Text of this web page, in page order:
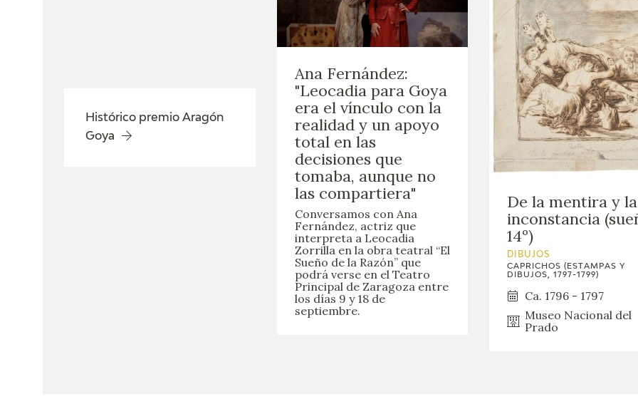
GOYA EN EL MUNDO
GOYA EN ARAGÓN
PREMIO ARAGÓN
Histórico premio Aragón
Goya
Ana Fernández:
"Leocadia para Goya
era el vínculo con la
realidad y un apoyo
total en las
decisiones que
tomaba, aunque no
las compartiera"
Conversamos con Ana
Fernández, actriz que
interpreta a Leocadia
Zorrilla en la obra teatral “El
Sueño de la Razón” que
podrá verse en el Teatro
Principal de Zaragoza entre
los días 9 y 18 de
septiembre.
De la mentira y la
inconstancia
14º)
DIBUJOS
CAPRICHOS (ESTAMPAS Y
DIBUJOS, 1797-1799)
Ca. 1796 - 1797
Museo Nacional del
Prado